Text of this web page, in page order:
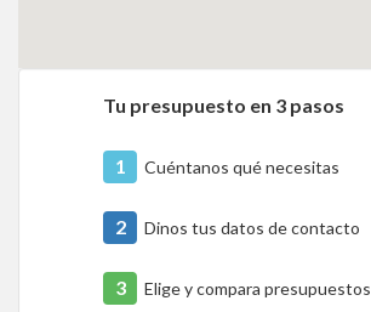
Tu presupuesto en 3 pasos
1 Cuéntanos qué necesitas
2 Dinos tus datos de contacto
3 Elige y compara presupuestos